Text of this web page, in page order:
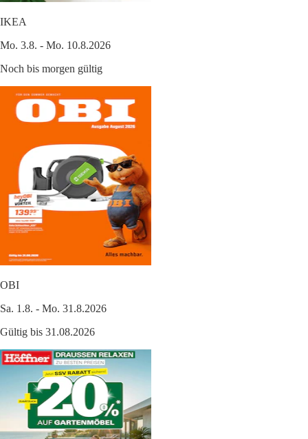
IKEA
Mo. 3.8. - Mo. 10.8.2026
Noch bis morgen gültig
OBI
Sa. 1.8. - Mo. 31.8.2026
Gültig bis 31.08.2026